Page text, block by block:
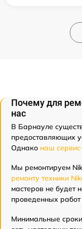
Почему для
нас
В Барнауле
предоставляющих
Однако наш
Мы ремонтируем
ремонту техники
мастеров не будет
проведенных работ
Минимальные